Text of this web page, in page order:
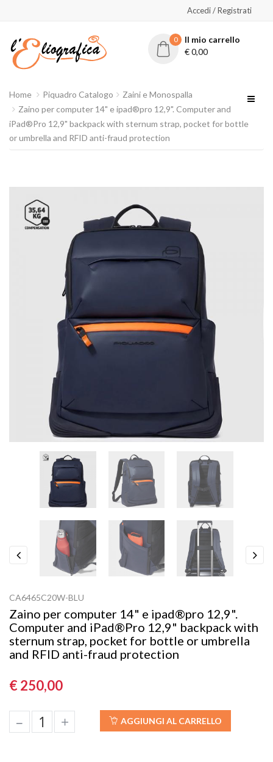
Accedi / Registrati
0
Il mio carrello
€0,00
Home Piquadro Catalogo
Zaini e Monospalla
Zaino per computer 14" e ipad®pro 12,9". Computer and
iPad®Pro 12,9" backpack with sternum strap, pocket for bottle
or umbrella and RFID anti-fraud protection
CA6465C20W-BLU
Zaino per computer 14" e ipad®pro 12,9".
Computer and iPad®Pro 12,9" backpack with
sternum strap, pocket for bottle or umbrella
and RFID anti-fraud protection
€ 250,00
– + AGGIUNGI AL CARRELLO